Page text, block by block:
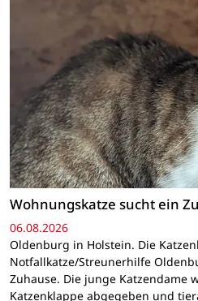
Wohnungskatze sucht ein
06.08.2026
Oldenburg in Holstein. Die
Notfallkatze/Streunerhilfe
Zuhause. Die junge Katzendame
Katzenklappe abgegeben und